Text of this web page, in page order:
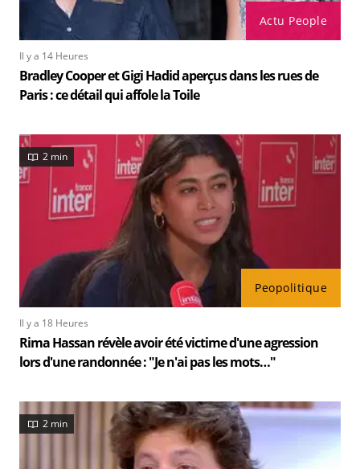
Actu People
Il y a 14 Heures
Bradley Cooper et Gigi Hadid aperçus dans les rues de
Paris : ce détail qui affole la Toile
Peopolitique
2 min
Il y a 18 Heures
Rima Hassan révèle avoir été victime d'une agression
lors d'une randonnée : "Je n'ai pas les mots…"
2 min